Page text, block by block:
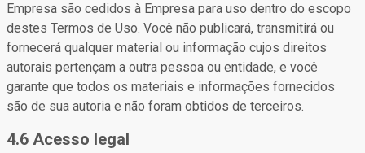
Empresa são cedidos à Empresa para uso dentro do escopo
destes Termos de Uso. Você não publicará, transmitirá ou
fornecerá qualquer material ou informação cujos direitos
autorais pertençam a outra pessoa ou entidade, e você
garante que todos os materiais e informações fornecidos
são de sua autoria e não foram obtidos de terceiros.
4.6 Acesso legal